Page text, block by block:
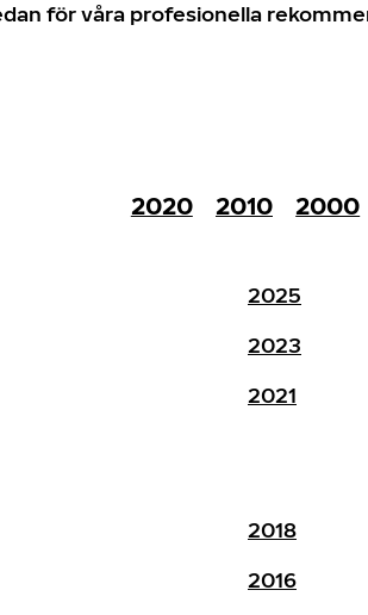
för våra profesionella
2020 2010
2000
2025
2023
2021
2018
2016